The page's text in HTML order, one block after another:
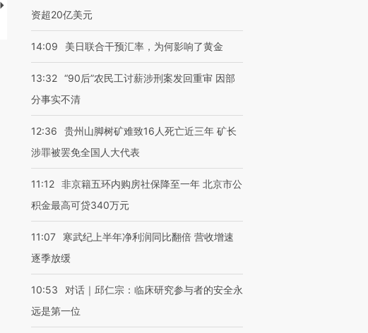
【推广】走进第四届链博
会，让数智科技“链”接产
有意思的生活方式·第三对
住三大增长引擎是什么？
资超20亿美元
14:09 美日联合干预汇率，为何影响了黄金
13:32 “90后”农民工讨薪涉刑案发回重审 因部
分事实不清
12:36
贵州山脚树矿难致16人死亡近三年 矿长
涉罪被罢免全国人大代表
11:12 非京籍五环内购房社保降至一年 北京市公
积金最高可贷340万元
11:07
寒武纪上半年净利润同比翻倍 营收增速
逐季放缓
10:53
对话｜邱仁宗：临床研究参与者的安全永
远是第一位